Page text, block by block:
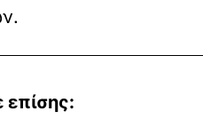
επίσης: